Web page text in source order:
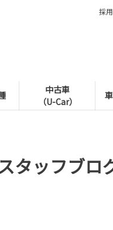
中古車
（U-Car）
採
タッフブロ